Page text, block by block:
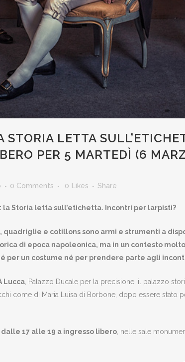
LETTA
PER 5 MARTEDÌ (6
0 Comments 0 Likes Share
la Storia letta sull’etichetta. Incontri per larpisti?
quadriglie e cotillons sono armi e strumenti a
di epoca napoleonica, ma in un contesto
per un costume né per prendere parte agli
Lucca , Palazzo Ducale per la precisione, il palazzo
come di Maria Luisa di Borbone, dopo essere stato
17 alle 19 a ingresso libero , nelle sale